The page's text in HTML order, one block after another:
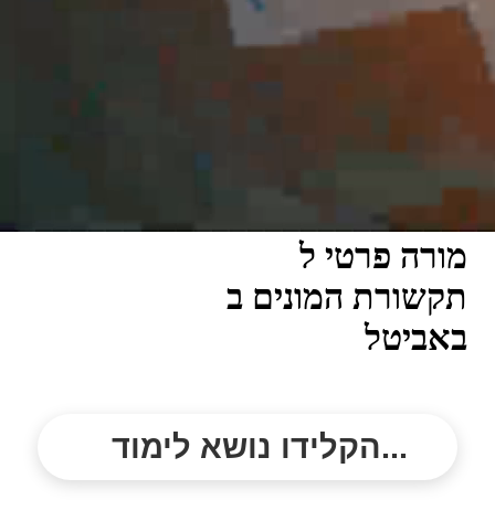
מורה פרטי ל
תקשורת המונים ב
באביטל
הקלידו נושא לימוד...